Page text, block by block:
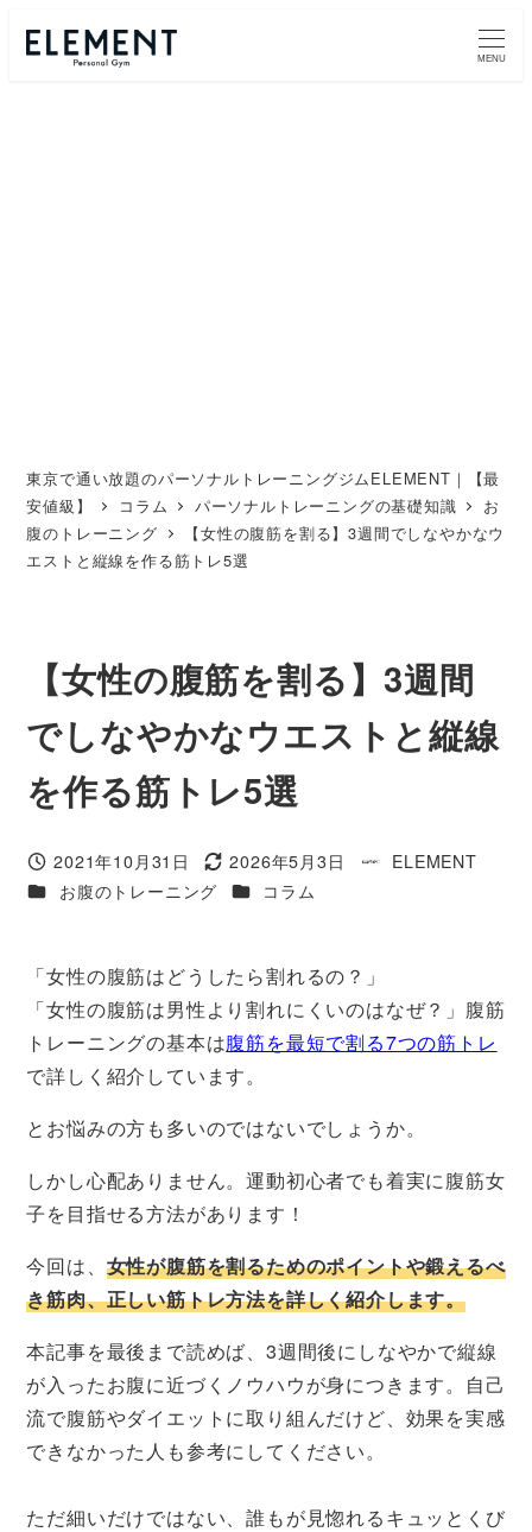
メ
イ
MENU
東京で通い放題のパーソナルトレーニングジムELEMENT｜【最
安値級】
コラム パーソナルトレーニングの基礎知識
お
腹のトレーニング
【女性の腹筋を割る】3週間でしなやかなウ
エストと縦線を作る筋トレ5選
【女性の腹筋を割る】3週間
でしなやかなウエストと縦線
を作る筋トレ5選
投稿日
2021年10月31日
更新日
2026年5月3日
ELEMENT
カテゴリー
お腹のトレーニング カテゴリー
コラム
「女性の腹筋はどうしたら割れるの？」
「女性の腹筋は男性より割れにくいのはなぜ？」腹筋
トレーニングの基本は腹筋を最短で割る7つの筋トレ
で詳しく紹介しています。
とお悩みの方も多いのではないでしょうか。
しかし心配ありません。運動初心者でも着実に腹筋女
子を目指せる方法があります！
今回は、 女性が腹筋を割るためのポイントや鍛えるべ
き筋肉、正しい筋トレ方法を詳しく紹介します。
本記事を最後まで読めば、3週間後にしなやかで縦線
が入ったお腹に近づくノウハウが身につきます。自己
流で腹筋やダイエットに取り組んだけど、効果を実感
できなかった人も参考にしてください。
ただ細いだけではない、誰もが見惚れるキュッとくび